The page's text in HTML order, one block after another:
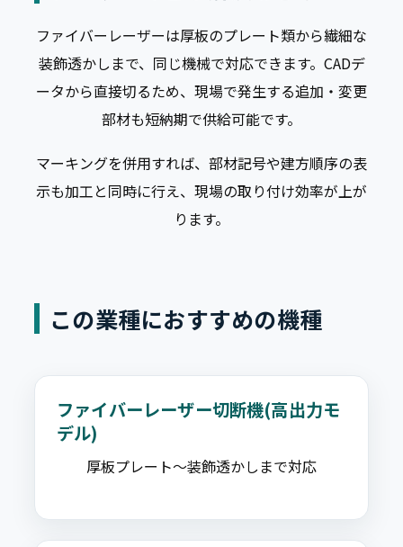
ファイバーレーザーは厚板のプレート類から繊細な
装飾透かしまで、同じ機械で対応できます。CADデ
ータから直接切るため、現場で発生する追加・変更
部材も短納期で供給可能です。
マーキングを併用すれば、部材記号や建方順序の表
示も加工と同時に行え、現場の取り付け効率が上が
ります。
この業種におすすめの機種
ファイバーレーザー切断機(高出力モ
デル)
厚板プレート〜装飾透かしまで対応